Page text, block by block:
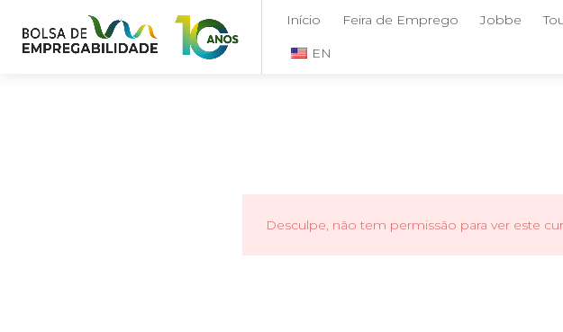
Início Feira de Emprego Jobbe
EN
Desculpe, não tem permissão para ver este